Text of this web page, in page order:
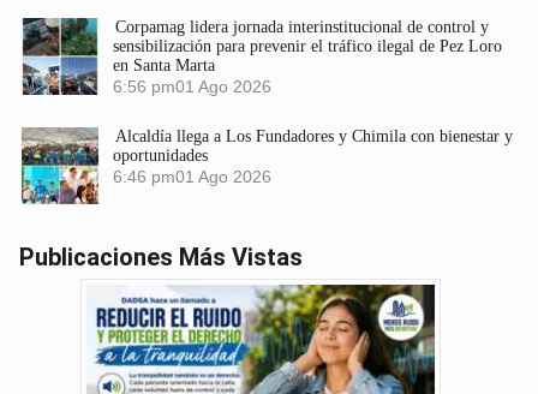
Corpamag lidera jornada interinstitucional de control y
sensibilización para prevenir el tráfico ilegal de Pez Loro
en Santa Marta
6:56 pm01 Ago 2026
Alcaldía llega a Los Fundadores y Chimila con bienestar y
oportunidades
6:46 pm01 Ago 2026
Publicaciones Más Vistas